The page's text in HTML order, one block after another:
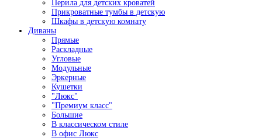
Перила для детских кроватей
Прикроватные тумбы в детскую
Шкафы в детскую комнату
Диваны
Прямые
Раскладные
Угловые
Модульные
Эркерные
Кушетки
"Люкс"
"Премиум класс"
Большие
В классическом стиле
В офис Люкс